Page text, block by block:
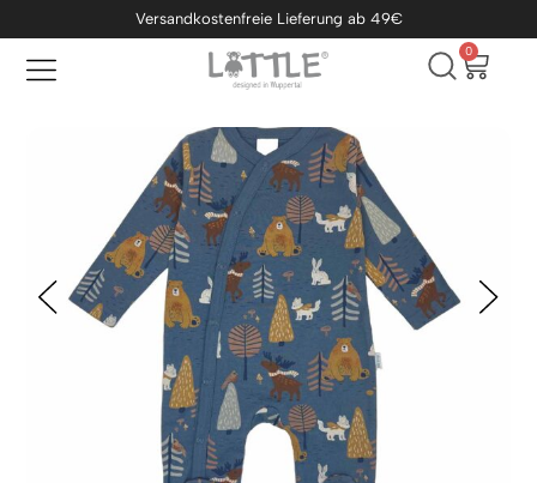
Versandkostenfreie Lieferung ab 49€
0